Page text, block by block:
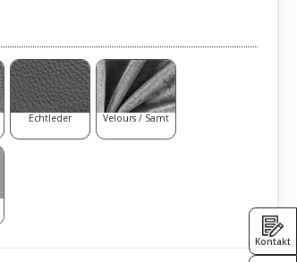
Echtleder Velours / Samt
Kontakt